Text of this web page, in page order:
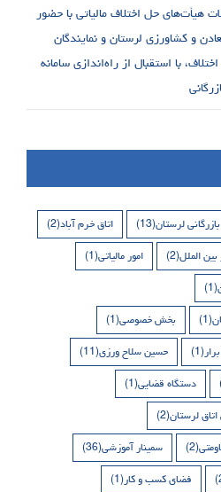
حل اختلاف مالیاتی با حضور
و کشاورزی لرستان و نمایندگان
با استقبال از راه‌اندازی سامانه
لرستان(13) اتاق خرم آباد(2)
بین الملل(2) امور مالیاتی(1)
(1)
(1) بخش خصوصی(1)
(1) حسین سلاح ورزی(11)
دستگاه قضایی(1)
لرستان(2)
(2) سمینار آموزشی(36)
فضای کسب و کار(1)